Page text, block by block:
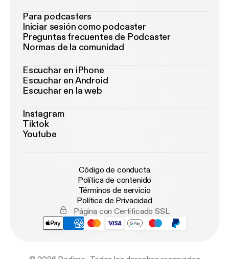
Para podcasters
Iniciar sesión como podcaster
Preguntas frecuentes de Podcaster
Normas de la comunidad
Escuchar en iPhone
Escuchar en Android
Escuchar en la web
Instagram
Tiktok
Youtube
Código de conducta
Política de contenido
Términos de servicio
Política de Privacidad
Página con Certificado SSL